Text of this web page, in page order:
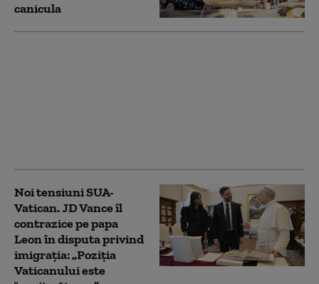
canicula
Noi tensiuni SUA-
Vatican. JD Vance îl
contrazice pe papa
Leon în disputa privind
imigrația: „Poziția
Vaticanului este